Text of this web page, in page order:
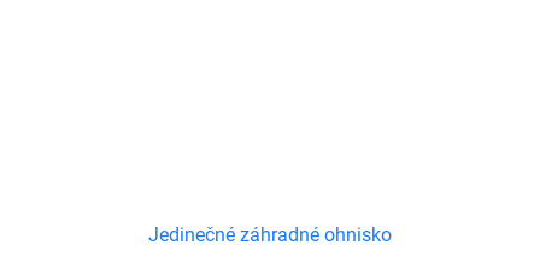
Jedinečné záhradné ohnisko